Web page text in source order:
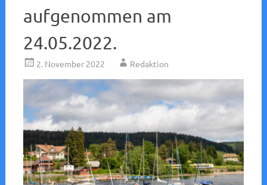
aufgenommen am
24.05.2022.
2. November 2022 Redaktion